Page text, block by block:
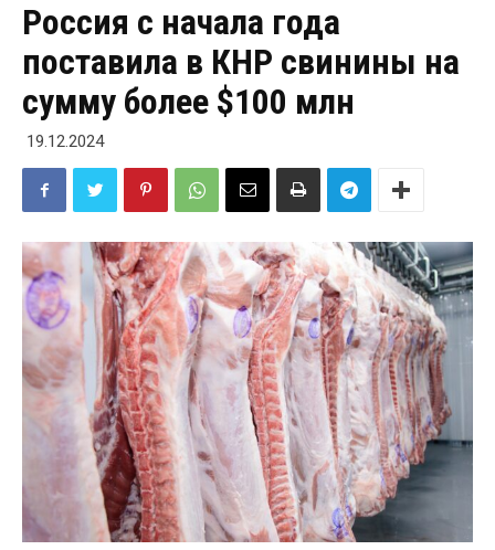
Россия с начала года
поставила в КНР свинины на
сумму более $100 млн
19.12.2024